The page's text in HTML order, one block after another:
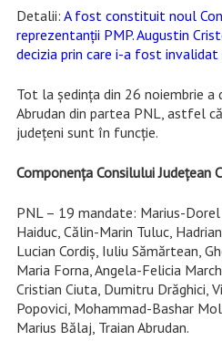
Detalii: A fost constituit noul
reprezentanții PMP. Augustin
decizia prin care i-a fost
Tot la ședința din 26 noiembrie a
Abrudan din partea PNL, astfel
județeni sunt în funcție.
Componența Consilului Județean
PNL – 19 mandate: Marius-
Haiduc, Călin-Marin Tuluc,
Lucian Cordiș, Iuliu Sămărtean,
Maria Forna, Angela-Felicia
Cristian Ciuta, Dumitru Drăghici,
Popovici, Mohammad-Bashar
Marius Bălaj, Traian Abrudan.